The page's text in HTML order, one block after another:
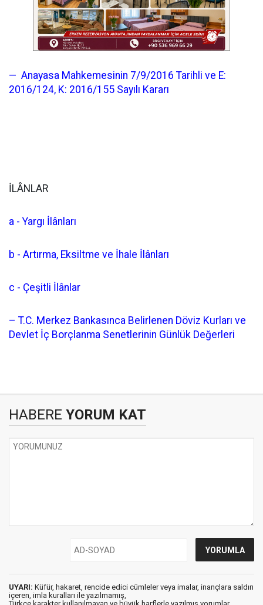
— Anayasa Mahkemesinin 7/9/2016 Tarihli ve E:
2016/124, K: 2016/155 Sayılı Kararı
İLÂNLAR
a - Yargı İlânları
b - Artırma, Eksiltme ve İhale İlânları
c - Çeşitli İlânlar
– T.C. Merkez Bankasınca Belirlenen Döviz Kurları ve
Devlet İç Borçlanma Senetlerinin Günlük Değerleri
HABERE YORUM KAT
UYARI: Küfür, hakaret, rencide edici cümleler veya imalar, inançlara saldırı
içeren, imla kuralları ile yazılmamış,